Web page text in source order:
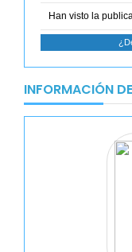
Han visto la
INFORMACIÓN